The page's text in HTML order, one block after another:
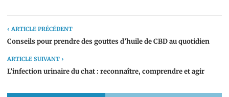
‹ ARTICLE PRÉCÉDENT
Conseils pour prendre des gouttes d’huile de CBD au quotidien
ARTICLE SUIVANT ›
L’infection urinaire du chat : reconnaître, comprendre et agir